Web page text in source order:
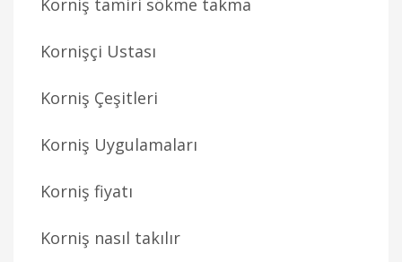
Korniş tamiri sökme takma
Kornişçi Ustası
Korniş Çeşitleri
Korniş Uygulamaları
Korniş fiyatı
Korniş nasıl takılır